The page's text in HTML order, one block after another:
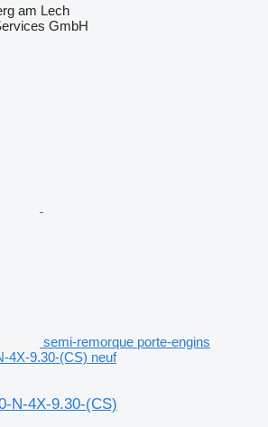
am Lech
GmbH
semi-remorque porte-engins
4X-9.30-(CS) neuf
N-4X-9.30-(CS)